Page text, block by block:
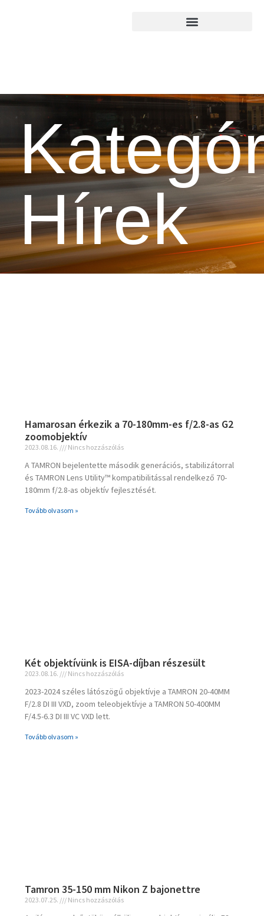
Hírek
Hamarosan érkezik a 70-180mm-es f/2.8-as G2
zoomobjektív
2023.08.16. Nincs hozzászólás
A TAMRON bejelentette második generációs, stabilizátorral
és TAMRON Lens Utility™ kompatibilitással rendelkező 70-
180mm f/2.8-as objektív fejlesztését.
Tovább olvasom »
Két objektívünk is EISA-díjban részesült
2023.08.16. Nincs hozzászólás
2023-2024 széles látószögű objektívje a TAMRON 20-40MM
F/2.8 DI III VXD, zoom teleobjektívje a TAMRON 50-400MM
F/4.5-6.3 DI III VC VXD lett.
Tovább olvasom »
Tamron 35-150 mm Nikon Z bajonettre
2023.07.25. Nincs hozzászólás